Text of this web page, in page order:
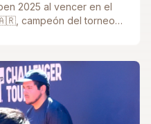
2025 al vencer en el
campeón del torneo
ex campeón del torneo.
cayó ante Tomás
perdió la final frente
de esta edición.